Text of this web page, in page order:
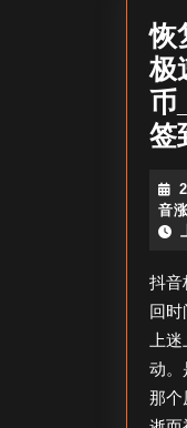
恢
极
币
签
音
抖音
回时
上
动。
那个